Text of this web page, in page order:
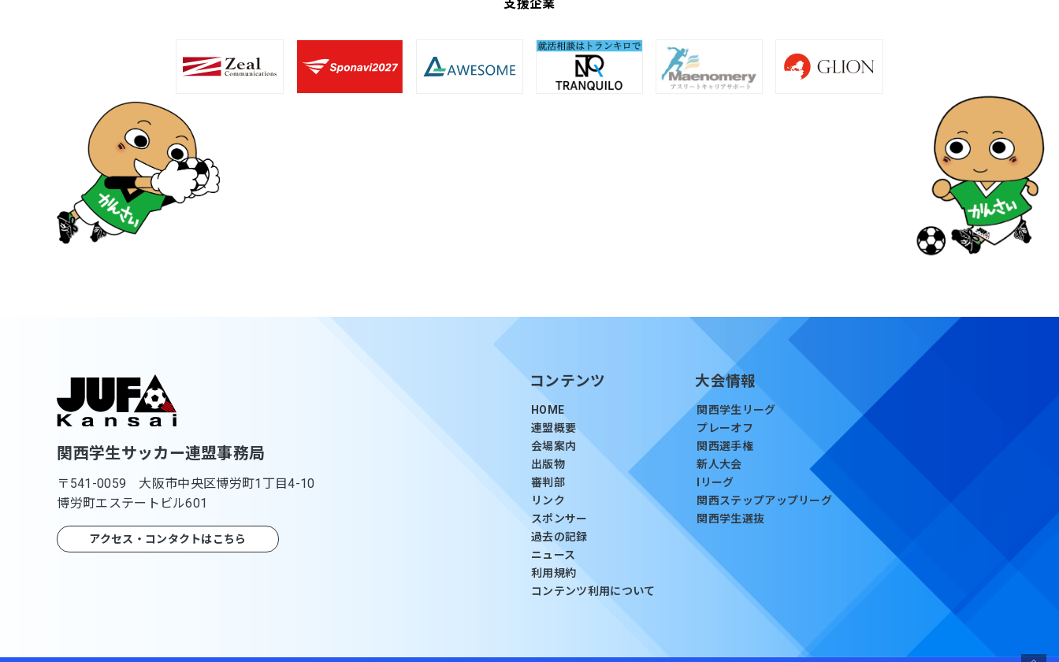
支援企業
関西学生サッカー連盟事務局
〒541-0059 大阪市中央区博労町1丁目4-10
博労町エステートビル601
アクセス・コンタクトはこちら
コンテンツ
HOME
連盟概要
会場案内
出版物
審判部
リンク
スポンサー
過去の記録
ニュース
利用規約
コンテンツ利用について
大会情報
関西学生リーグ
プレーオフ
関西選手権
新人大会
Iリーグ
関西ステップアップリーグ
関西学生選抜